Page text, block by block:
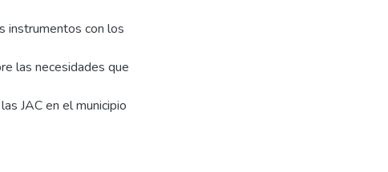
instrumentos con los
las necesidades que
JAC en el municipio